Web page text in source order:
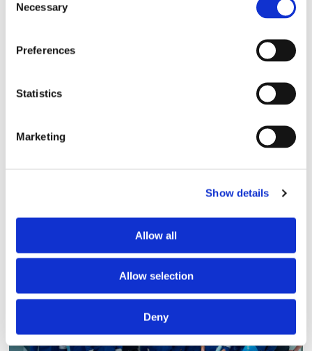
Selection
Necessary
Preferences
Statistics
Marketing
Show details
Allow all
Allow selection
Deny
Maritime köper Berg